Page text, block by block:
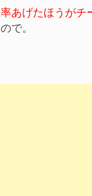
あげたほうがチ
で。